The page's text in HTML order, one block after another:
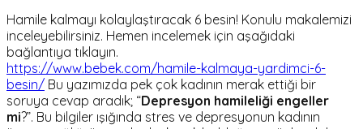
Hamile kalmayı kolaylaştıracak 6 besin! Konulu makalemizi
inceleyebilirsiniz. Hemen incelemek için aşağıdaki
bağlantıya tıklayın.
https://www.bebek.com/hamile-kalmaya-yardimci-6-
besin/ Bu yazımızda pek çok kadının merak ettiği bir
soruya cevap aradık; “Depresyon hamileliği engeller
mi?”. Bu bilgiler ışığında stres ve depresyonun kadının